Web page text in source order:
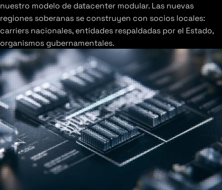
nuestro modelo de datacenter modular. Las nuevas
regiones soberanas se construyen con socios locales:
carriers nacionales, entidades respaldadas por el Estado,
organismos gubernamentales.